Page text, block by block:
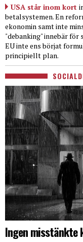
USA står inom kort
betalsystemen. En
ekonomin samt inte
"debanking" innebär för
EU inte ens börjat
principiellt plan.
Ingen misstänkte